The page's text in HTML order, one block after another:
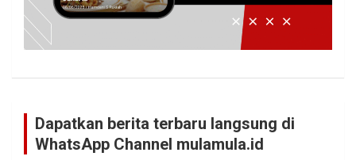
Dapatkan berita terbaru langsung di
WhatsApp Channel mulamula.id